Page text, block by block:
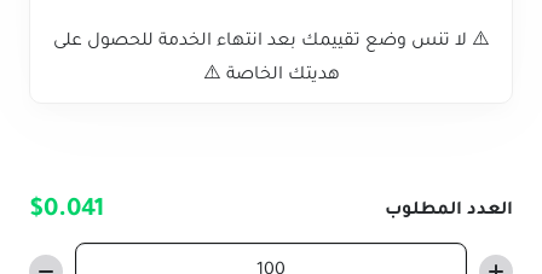
⚠️ لا تنس وضع تقييمك بعد انتهاء الخدمة للحصول على
هديتك الخاصة ⚠️
العدد المطلوب $0.041